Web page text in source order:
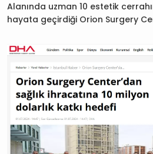
Alanında uzman 10 estetik
hayata geçirdiği Orion Surgery